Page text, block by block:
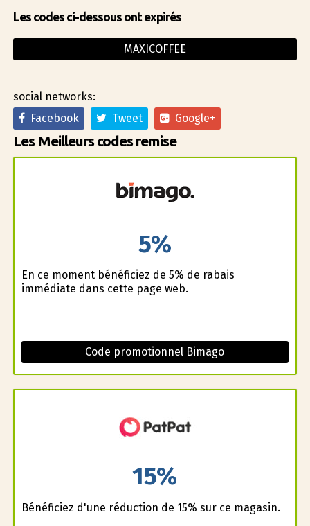
Les codes ci-dessous ont expirés
MAXICOFFEE
social networks:
Facebook
Tweet Google+
Les Meilleurs codes remise
5%
En ce moment bénéficiez de 5% de rabais
immédiate dans cette page web.
Code promotionnel Bimago
15%
Bénéficiez d'une réduction de 15% sur ce magasin.